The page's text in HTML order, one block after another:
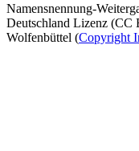
Namensnennung-
Deutschland Lizenz
Wolfenbüttel (Copyright